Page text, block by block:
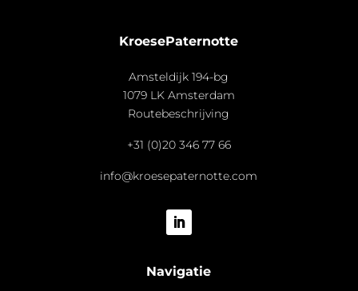
KroesePaternotte
Amsteldijk 194-bg
1079 LK Amsterdam
Routebeschrijving
+31 (0)20 346 77 66
info@kroesepaternotte.com
Navigatie